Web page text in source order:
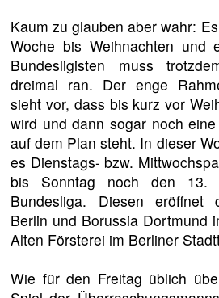
Kaum zu glauben aber wahr:
Woche bis Weihnachten und
Bundesligisten muss
dreimal ran. Der enge
sieht vor, dass bis kurz vor
wird und dann sogar noch
auf dem Plan steht. In dieser
es Dienstags- bzw.
bis Sonntag noch den 13.
Bundesliga. Diesen eröffnet
Berlin und Borussia Dortmund
Alten Försterei im Berliner
Wie für den Freitag üblich